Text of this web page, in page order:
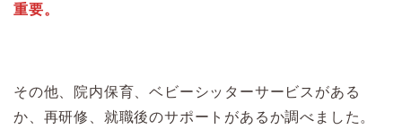
重要。
その他、院内保育、ベビーシッターサービスがある
か、再研修、就職後のサポートがあるか調べました。